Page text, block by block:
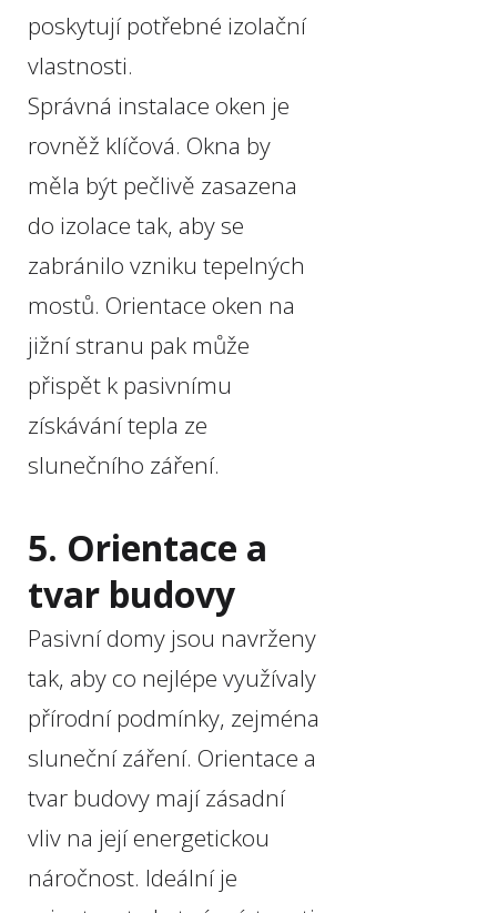
poskytují potřebné izolační
vlastnosti.
Správná instalace oken je
rovněž klíčová. Okna by
měla být pečlivě zasazena
do izolace tak, aby se
zabránilo vzniku tepelných
mostů. Orientace oken na
jižní stranu pak může
přispět k pasivnímu
získávání tepla ze
slunečního záření.
5. Orientace a
tvar budovy
Pasivní domy jsou navrženy
tak, aby co nejlépe využívaly
přírodní podmínky, zejména
sluneční záření. Orientace a
tvar budovy mají zásadní
vliv na její energetickou
náročnost. Ideální je